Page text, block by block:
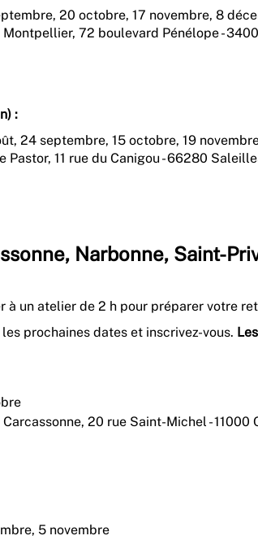
20 octobre, 17 novembre, 8
72 boulevard Pénélope -
:
24 septembre, 15 octobre, 19
Pastor, 11 rue du Canigou - 66280
Narbonne, Saint-
à un atelier de 2 h pour préparer votre
prochaines dates et inscrivez-vous.
20 rue Saint-Michel - 11000
5 novembre